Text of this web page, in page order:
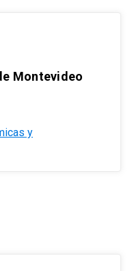
Montevideo
y